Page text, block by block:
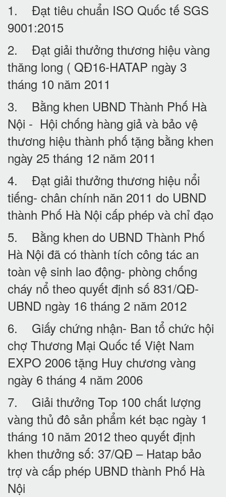
1. Đạt tiêu chuẩn ISO Quốc tế SGS
9001:2015
2. Đạt giải thưởng thương hiệu vàng
thăng long ( QĐ16-HATAP ngày 3
tháng 10 năm 2011
3. Bằng khen UBND Thành Phố Hà
Nội - Hội chống hàng giả và bảo vệ
thương hiệu thành phố tặng bằng khen
ngày 25 tháng 12 năm 2011
4. Đạt giải thưởng thương hiệu nổi
tiếng- chân chính năn 2011 do UBND
thành Phố Hà Nội cấp phép và chỉ đạo
5. Bằng khen do UBND Thành Phố
Hà Nội đã có thành tích công tác an
toàn vệ sinh lao động- phòng chống
cháy nổ theo quyết định số 831/QĐ-
UBND ngày 16 tháng 2 năm 2012
6. Giấy chứng nhận- Ban tổ chức hội
chợ Thương Mại Quốc tế Việt Nam
EXPO 2006 tặng Huy chương vàng
ngày 6 tháng 4 năm 2006
7. Giải thưởng Top 100 chất lượng
vàng thủ đô sản phẩm két bạc ngày 1
tháng 10 năm 2012 theo quyết định
khen thưởng số: 37/QĐ – Hatap bảo
trợ và cấp phép UBND thành Phố Hà
Nội